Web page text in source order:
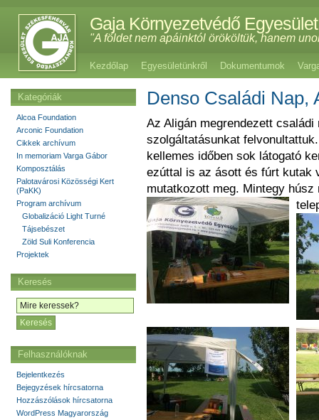
Gaja Környezetvédő Egyesület
"A földet nem apáinktól örököltük, hanem
Kezdőlap Egyesületünkről Dokumentumok
Denso Családi Nap,
Az Aligán megrendezett
szolgáltatásunkat
kellemes időben sok látogató
ezúttal is az ásott és fúrt kutak
mutatkozott meg. Mintegy
Kategóriák
Alcoa Foundation
Arconic Foundation
Cikkek archívum
In memoriam Varga Gábor
Komposztálás
Palotavárosi Közösségi Kert
(PaKK)
Program archívum
Globalizáció Light Turné
Tájsebészet
Zöld Suli Konferencia
Projektek
Keresés
Felhasználóknak
Bejelentkezés
Bejegyzések hírcsatorna
Hozzászólások hírcsatorna
WordPress Magyarország